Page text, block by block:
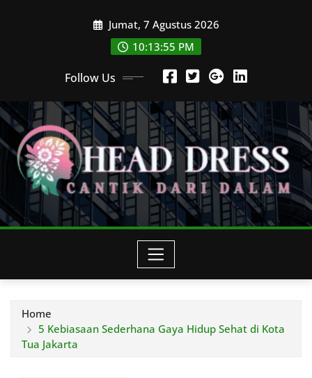
Jumat, 7 Agustus 2026
10:13:57 PM
Follow Us
Home
5 Kebiasaan Sederhana Gaya Hidup Sehat di Kota
Tua Jakarta